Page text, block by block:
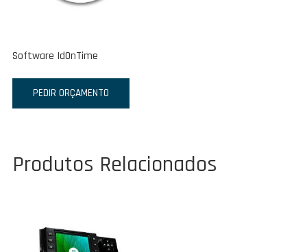
Software IdOnTime
PEDIR ORÇAMENTO
Produtos Relacionados